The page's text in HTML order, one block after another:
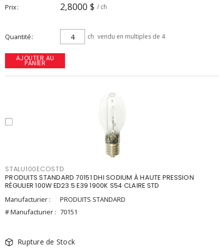
Prix 2,8000 $ / ch
Quantité ch vendu en multiples de 4
AJOUTER AU
PANIER
STALU100ECOSTD
PRODUITS STANDARD 70151 DHI SODIUM À HAUTE PRESSION
RÉGULIER 100W ED23.5 E39 1900K S54 CLAIRE STD
Manufacturier :
PRODUITS STANDARD
# Manufacturier : 70151
Rupture de Stock